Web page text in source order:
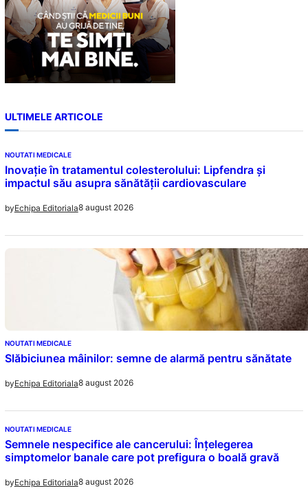
ULTIMELE ARTICOLE
NOUTATI MEDICALE
Inovație în tratamentul colesterolului: Lipfendra și
impactul său asupra sănătății cardiovasculare
byEchipa Editoriala8 august 2026
NOUTATI MEDICALE
Slăbiciunea mâinilor: semne de alarmă pentru sănătate
byEchipa Editoriala8 august 2026
NOUTATI MEDICALE
Semnele nespecifice ale cancerului: Înțelegerea
simptomelor banale care pot prefigura o boală gravă
byEchipa Editoriala8 august 2026